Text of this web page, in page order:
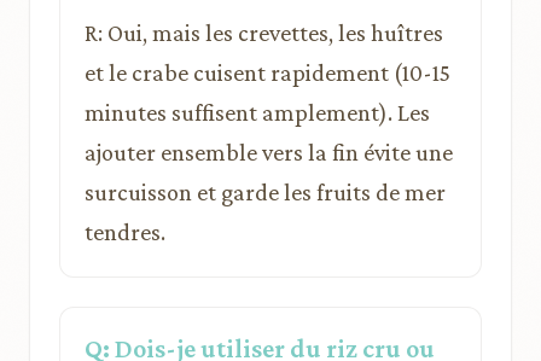
R: Oui, mais les crevettes, les huîtres
et le crabe cuisent rapidement (10-15
minutes suffisent amplement). Les
ajouter ensemble vers la fin évite une
surcuisson et garde les fruits de mer
tendres.
Q: Dois-je utiliser du riz cru ou